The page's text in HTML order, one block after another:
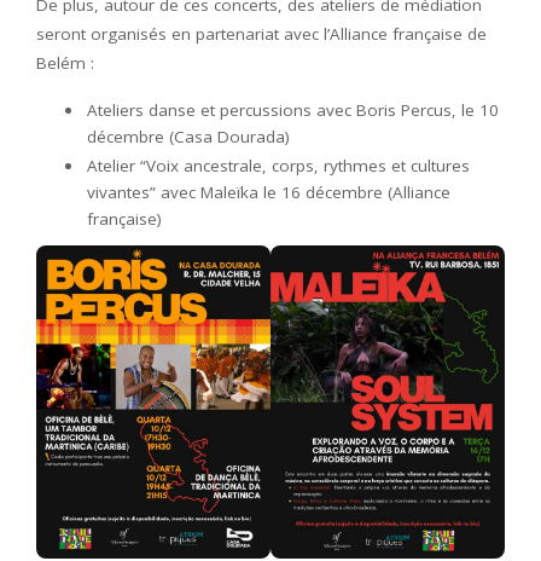
De plus, autour de ces concerts, des ateliers de médiation
seront organisés en partenariat avec l’Alliance française de
Belém :
Ateliers danse et percussions avec Boris Percus, le 10
décembre (Casa Dourada)
Atelier “Voix ancestrale, corps, rythmes et cultures
vivantes” avec Maleïka le 16 décembre (Alliance
française)